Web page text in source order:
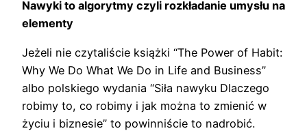
Nawyki to algorytmy czyli rozkładanie umysłu na
elementy
Jeżeli nie czytaliście książki “The Power of Habit:
Why We Do What We Do in Life and Business”
albo polskiego wydania “Siła nawyku Dlaczego
robimy to, co robimy i jak można to zmienić w
życiu i biznesie” to powinniście to nadrobić.